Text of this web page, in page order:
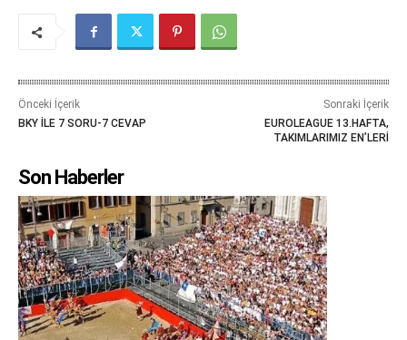
Önceki İçerik
BKY İLE 7 SORU-7 CEVAP
Sonraki İçerik
EUROLEAGUE 13.HAFTA,
TAKIMLARIMIZ EN’LERİ
Son Haberler